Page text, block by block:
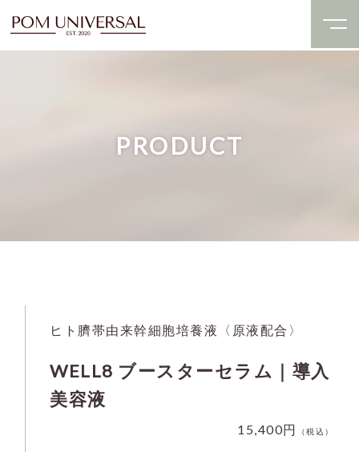
PRODUCT
ヒト臍帯由来幹細胞培養液〈原液配合〉
WELL8 ブースターセラム｜導入
美容液
15,400円 （税込）